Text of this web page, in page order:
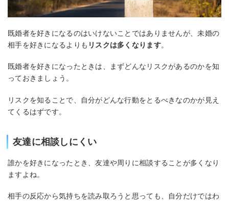
既婚者を好きになるのはいけないことではありませんが、未婚の
相手を好きになるよりも リスクは多くなります。
既婚者を好きになったときは、まずどんなリスクがあるのかを知
っておきましょう。
リスクを知ることで、自分がどんな行動をとるべきなのかが見え
てくるはずです。
友達に相談しにくい
誰かを好きになったとき、友達や周りに相談することが多くなり
ますよね。
相手の反応から気持ちを読み取ろうと思っても、自分だけではわ